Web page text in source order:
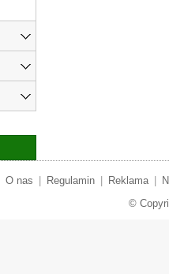
O nas Regulamin Reklama
©